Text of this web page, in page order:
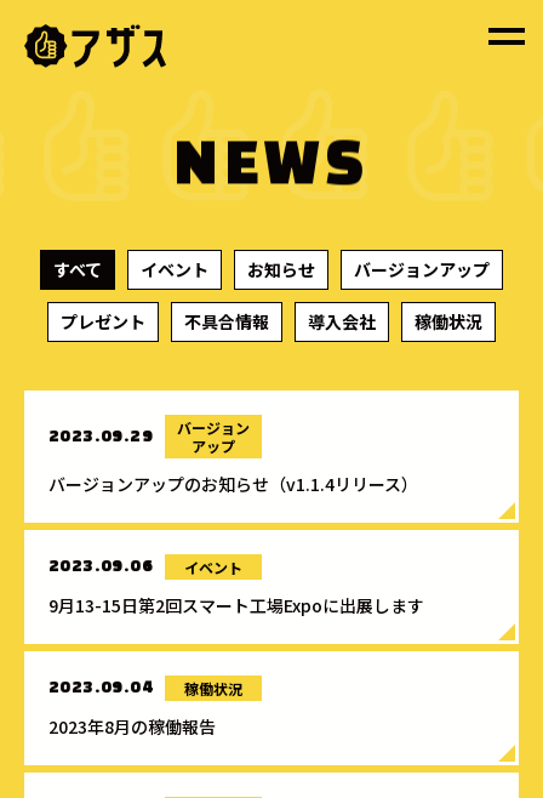
NEWS
すべて イベント お知らせ バージョンアップ
プレゼント 不具合情報 導入会社 稼働状況
2023.09.29
バージョン
アップ
バージョンアップのお知らせ（v1.1.4リリース）
2023.09.06 イベント
9月13-15日第2回スマート工場Expoに出展します
2023.09.04 稼働状況
2023年8月の稼働報告